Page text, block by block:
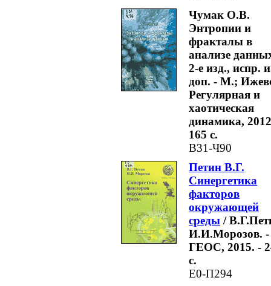
Чумак О.В.
Энтропии и
фракталы в
анализе
2-е изд., испр. и
доп. - М.;
Регулярная и
хаотическая
динамика,
165 с.
В31-Ч90
Петин В.Г.
Синергетика
факторов
окружающей
среды /
И.И.Морозов.
ГЕОС, 2015. -
с.
Е0-П294